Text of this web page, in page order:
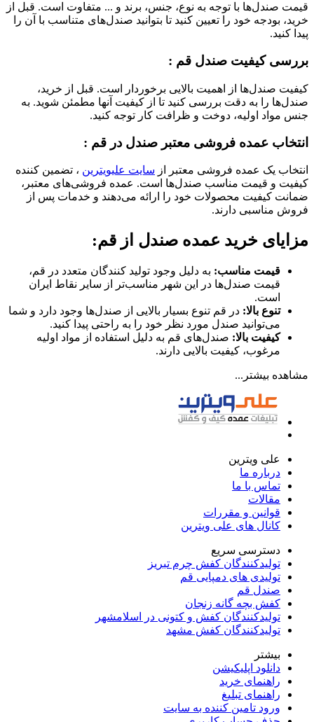
قیمت صندل‌ها با توجه به نوع، جنس، برند و ... متفاوت است. قبل از
خرید، بودجه خود را تعیین کنید تا بتوانید صندل‌های متناسب با آن را
پیدا کنید.
بررسی کیفیت صندل قم :
کیفیت صندل‌ها از اهمیت بالایی برخوردار است. قبل از خرید،
صندل‌ها را به دقت بررسی کنید تا از کیفیت آنها مطمئن شوید. به
جنس مواد اولیه، دوخت و ظرافت کار توجه کنید.
انتخاب عمده فروشی معتبر صندل در قم :
انتخاب یک عمده فروشی معتبر از سایت علیویترین ، تضمین کننده
کیفیت و قیمت مناسب صندل‌ها است. عمده فروشی‌های معتبر،
ضمانت کیفیت محصولات خود را ارائه می‌دهند و خدمات پس از
فروش مناسبی دارند.
مزایای خرید عمده صندل از قم:
قیمت مناسب: به دلیل وجود تولید کنندگان متعدد در قم،
قیمت صندل‌ها در این شهر مناسب‌تر از سایر نقاط ایران
است.
تنوع بالا: در قم تنوع بسیار بالایی از صندل‌ها وجود دارد و شما
می‌توانید صندل مورد نظر خود را به راحتی پیدا کنید.
کیفیت بالا: صندل‌های قم به دلیل استفاده از مواد اولیه
مرغوب، کیفیت بالایی دارند.
مشاهده بیشتر...
علی ویترین
درباره ما
تماس با ما
مقالات
قوانین و مقررات
کانال های علی ویترین
دسترسی سریع
تولیدکنندگان کفش چرم تبریز
تولیدی های دمپایی قم
صندل قم
کفش بچه گانه زنجان
تولیدکنندگان کفش و کتونی در اسلامشهر
تولیدکنندگان کفش مشهد
بیشتر
دانلود اپلیکیشن
راهنمای خرید
راهنمای تبلیغ
ورود تامین کننده به سایت